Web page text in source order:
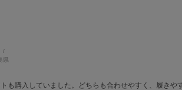
県
購入していました。どちらも合わせやすく、履きや